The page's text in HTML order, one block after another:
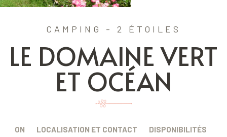
CAMPING - 2 ÉTOILES
LE DOMAINE VERT
ET OCÉAN
LOCALISATION ET CONTACT DISPONIBILITÉS